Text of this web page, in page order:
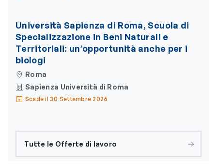
Università Sapienza di Roma, Scuola di
Specializzazione in Beni Naturali e
Territoriali: un’opportunità anche per i
biologi
Roma
Sapienza Università di Roma
Scade il 30 Settembre 2026
Tutte le Offerte di lavoro